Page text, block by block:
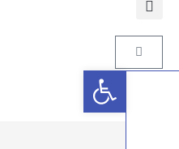
פתח סרגל נגישות